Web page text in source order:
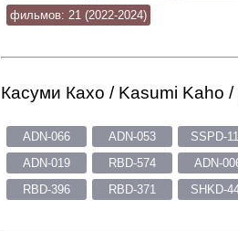
фильмов: 21 (2022-2024)
Касуми Кахо / Kasumi Kaho /
ADN-066 ADN-053 SSPD-
ADN-019
RBD-574 ADN-
RBD-396
RBD-371 SHKD-